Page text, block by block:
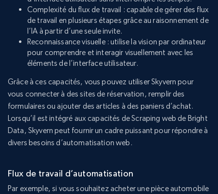
Complexité du flux de travail : capable de gérer des flux
de travail en plusieurs étapes grâce au raisonnement de
l’IA à partir d’une seule invite.
Reconnaissance visuelle : utilise la vision par ordinateur
pour comprendre et interagir visuellement avec les
éléments de l’interface utilisateur.
Grâce à ces capacités, vous pouvez utiliser Skyvern pour
vous connecter à des sites de réservation, remplir des
formulaires ou ajouter des articles à des paniers d’achat.
Lorsqu’il est intégré aux capacités de Scraping web de Bright
Data, Skyvern peut fournir un cadre puissant pour répondre à
divers besoins d’automatisation web.
Flux de travail d’automatisation
Par exemple, si vous souhaitez acheter une pièce automobile